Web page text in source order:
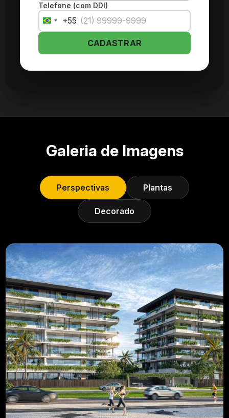
Telefone (com DDI)
Brazil
+55
+55
CADASTRAR
Galeria de Imagens
Perspectivas Plantas
Decorado